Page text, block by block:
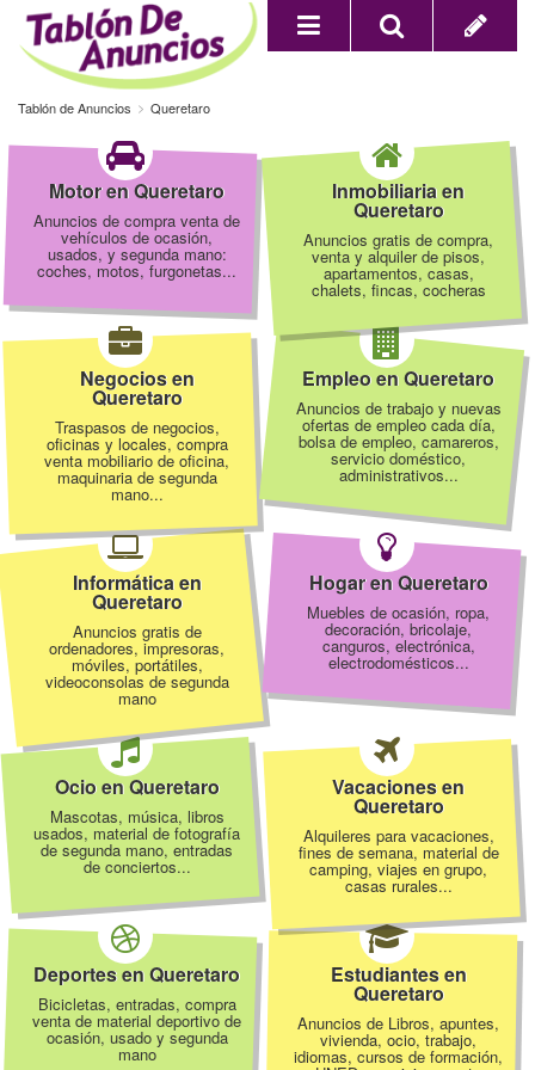
Tablón de Anuncios Queretaro
Motor en Queretaro
Anuncios de compra venta de
vehículos de ocasión,
usados, y segunda mano:
coches, motos, furgonetas...
Inmobiliaria en
Queretaro
Anuncios gratis de compra,
venta y alquiler de pisos,
apartamentos, casas,
chalets, fincas, cocheras
Negocios en
Queretaro
Traspasos de negocios,
oficinas y locales, compra
venta mobiliario de oficina,
maquinaria de segunda
mano...
Empleo en Queretaro
Anuncios de trabajo y nuevas
ofertas de empleo cada día,
bolsa de empleo, camareros,
servicio doméstico,
administrativos...
Informática en
Queretaro
Anuncios gratis de
ordenadores, impresoras,
móviles, portátiles,
videoconsolas de segunda
mano
Hogar en Queretaro
Muebles de ocasión, ropa,
decoración, bricolaje,
canguros, electrónica,
electrodomésticos...
Ocio en Queretaro
Mascotas, música, libros
usados, material de fotografía
de segunda mano, entradas
de conciertos...
Vacaciones en
Queretaro
Alquileres para vacaciones,
fines de semana, material de
camping, viajes en grupo,
casas rurales...
Deportes en Queretaro
Bicicletas, entradas, compra
venta de material deportivo de
ocasión, usado y segunda
mano
Estudiantes en
Queretaro
Anuncios de Libros, apuntes,
vivienda, ocio, trabajo,
idiomas, cursos de formación,